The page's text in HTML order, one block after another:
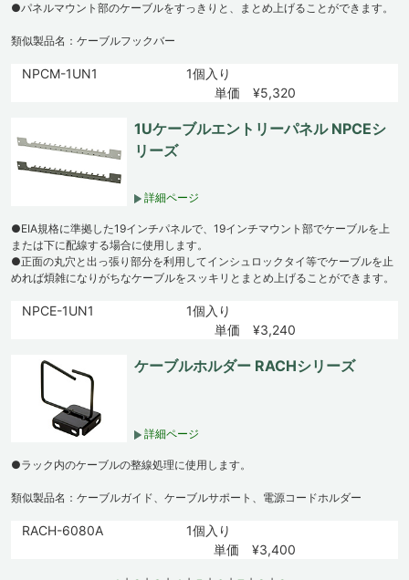
●パネルマウント部のケーブルをすっきりと、まとめ上げることができます。
類似製品名：ケーブルフックバー
NPCM-1UN1
1個入り
単価 ¥5,320
1Uケーブルエントリーパネル NPCEシ
リーズ
詳細ページ
●EIA規格に準拠した19インチパネルで、19インチマウント部でケーブルを上
または下に配線する場合に使用します。
●正面の丸穴と出っ張り部分を利用してインシュロックタイ等でケーブルを止
めれば煩雑になりがちなケーブルをスッキリとまとめ上げることができます。
NPCE-1UN1
1個入り
単価 ¥3,240
ケーブルホルダー RACHシリーズ
詳細ページ
●ラック内のケーブルの整線処理に使用します。
類似製品名：ケーブルガイド、ケーブルサポート、電源コードホルダー
RACH-6080A
1個入り
単価 ¥3,400